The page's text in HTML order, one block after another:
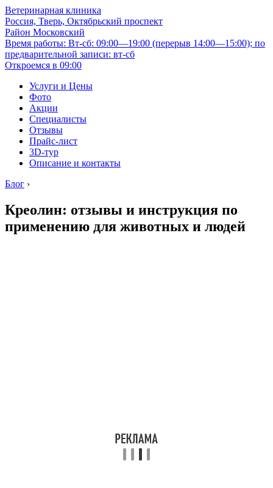
Ветеринарная клиника
Россия, Тверь, Октябрьский проспект
Район Московский
Время работы: Вт-сб: 09:00—19:00 (перерыв 14:00—15:00); по
предварительной записи: вт-сб
Откроемся в 09:00
Услуги и Цены
Фото
Акции
Специалисты
Отзывы
Прайс-лист
3D-тур
Описание и контакты
Блог ›
Креолин: отзывы и инструкция по
применению для животных и людей